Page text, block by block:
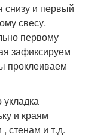
снизу и первый
свесу.
первому
зафиксируем
проклеиваем
и краям
стенам и т.д.